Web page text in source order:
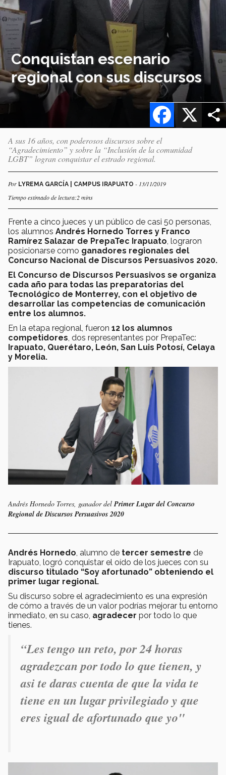
Conquistan escenario
regional con sus discursos
X
Facebook
A sus 16 años, con poderosos discursos sobre el
“Agradecimiento” y sobre la “Inclusión de la comunidad
LGBT” logran conquistar el estrado regional.
Por LYREMA GARCÍA | CAMPUS IRAPUATO - 13/11/2019
Tiempo estimado de lectura:2 mins
Frente a cinco jueces y un público de casi 50 personas,
los alumnos Andrés Hornedo Torres y Franco
Ramírez Salazar de PrepaTec Irapuato , lograron
posicionarse como ganadores regionales del
Concurso Nacional de Discursos Persuasivos 2020.
El Concurso de Discursos Persuasivos se organiza
cada año para todas las preparatorias del
Tecnológico de Monterrey, con el objetivo de
desarrollar las competencias de comunicación
entre los alumnos.
En la etapa regional, fueron 12 los alumnos
competidores , dos representantes por PrepaTec:
Irapuato, Querétaro, León, San Luis Potosí, Celaya
y Morelia.
Andrés Hornedo Torres, ganador delPrimer Lugar del Concurso
Regional de Discursos Persuasivos 2020
Andrés Hornedo, alumno de tercer semestre de
Irapuato, logró conquistar el oído de los jueces con su
discurso titulado “Soy afortunado” obteniendo el
primer lugar regional.
Su discurso sobre el agradecimiento es una expresión
de cómo a través de un valor podrías mejorar tu entorno
inmediato, en su caso, agradecer por todo lo que
tienes.
“Les tengo un reto, por 24 horas
agradezcan por todo lo que tienen, y
asi te daras cuenta de que la vida te
tiene en un lugar privilegiado y que
eres igual de afortunado que yo"